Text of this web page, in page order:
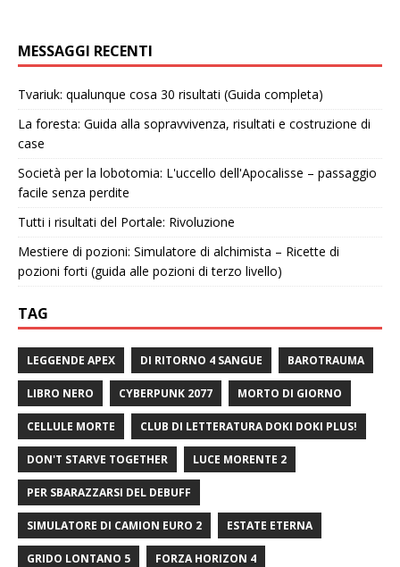
MESSAGGI RECENTI
Tvariuk: qualunque cosa 30 risultati (Guida completa)
La foresta: Guida alla sopravvivenza, risultati e costruzione di
case
Società per la lobotomia: L'uccello dell'Apocalisse – passaggio
facile senza perdite
Tutti i risultati del Portale: Rivoluzione
Mestiere di pozioni: Simulatore di alchimista – Ricette di
pozioni forti (guida alle pozioni di terzo livello)
TAG
LEGGENDE APEX DI RITORNO 4 SANGUE BAROTRAUMA
LIBRO NERO CYBERPUNK 2077 MORTO DI GIORNO
CELLULE MORTE CLUB DI LETTERATURA DOKI DOKI PLUS!
DON'T STARVE TOGETHER LUCE MORENTE 2
PER SBARAZZARSI DEL DEBUFF
SIMULATORE DI CAMION EURO 2 ESTATE ETERNA
GRIDO LONTANO 5 FORZA HORIZON 4